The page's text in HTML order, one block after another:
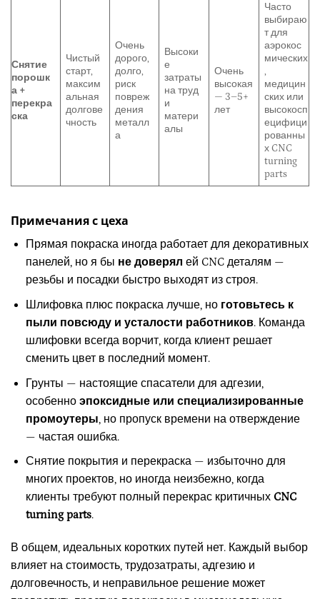
Снятие
порошк
а +
перекра
ска
Чистый
старт,
максим
альная
долгове
чность
Очень
дорого,
долго,
риск
повреж
дения
металл
а
Высоки
е
затраты
на труд
и
матери
алы
Очень
высокая
— 3–5+
лет
Часто
выбираю
т для
аэрокос
мических
,
медицин
ских или
высокосп
ецифици
рованны
х CNC
turning
parts
Примечания с цеха
Прямая покраска иногда работает для декоративных
панелей, но я бы не доверял ей CNC деталям —
резьбы и посадки быстро выходят из строя.
Шлифовка плюс покраска лучше, но готовьтесь к
пыли повсюду и усталости работников. Команда
шлифовки всегда ворчит, когда клиент решает
сменить цвет в последний момент.
Грунты — настоящие спасатели для адгезии,
особенно эпоксидные или специализированные
промоутеры, но пропуск времени на отверждение
— частая ошибка.
Снятие покрытия и перекраска — избыточно для
многих проектов, но иногда неизбежно, когда
клиенты требуют полный перекрас критичных CNC
turning parts.
В общем, идеальных коротких путей нет. Каждый выбор
влияет на стоимость, трудозатраты, адгезию и
долговечность, и неправильное решение может